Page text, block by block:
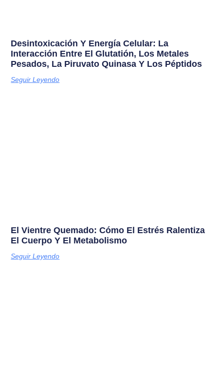
Desintoxicación Y Energía Celular: La
Interacción Entre El Glutatión, Los Metales
Pesados, La Piruvato Quinasa Y Los Péptidos
Seguir Leyendo
El Vientre Quemado: Cómo El Estrés Ralentiza
El Cuerpo Y El Metabolismo
Seguir Leyendo